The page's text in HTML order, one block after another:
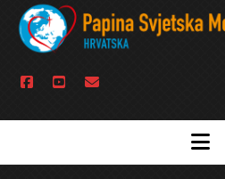
facebook
youtubeemail
open
menu